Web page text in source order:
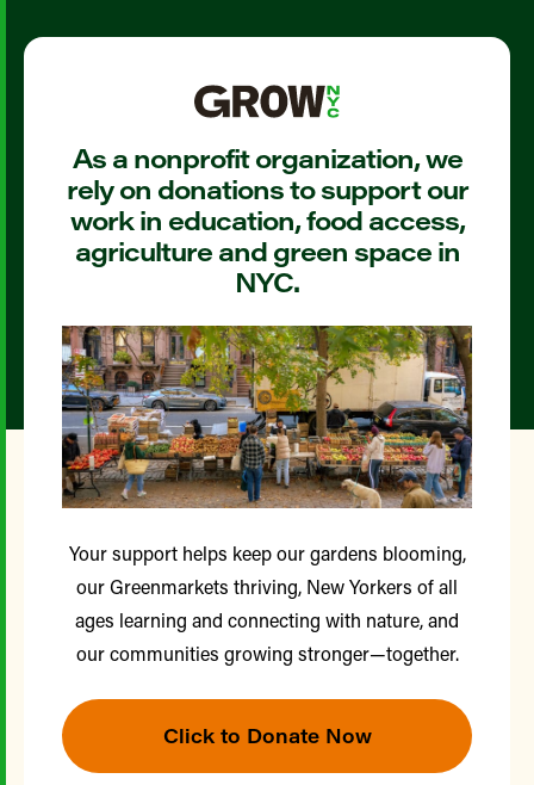
As a nonprofit organization, we
rely on donations to support our
work in education, food access,
agriculture and green space in
NYC.
Your support helps keep our gardens blooming,
our Greenmarkets thriving, New Yorkers of all
ages learning and connecting with nature, and
our communities growing stronger—together.
Click to Donate Now